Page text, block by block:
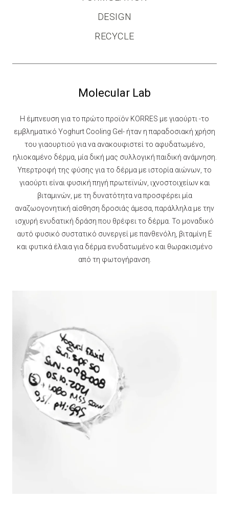
DESIGN
RECYCLE
Molecular Lab
H έμπνευση για το πρώτο προϊόν KORRES με γιαούρτι -το
εμβληματικό Yoghurt Cooling Gel- ήταν η παραδοσιακή χρήση
του γιαουρτιού για να ανακουφιστεί το αφυδατωμένο,
ηλιοκαμένο δέρμα, μία δική μας συλλογική παιδική ανάμνηση.
Υπερτροφή της φύσης για το δέρμα με ιστορία αιώνων, το
γιαούρτι είναι φυσική πηγή πρωτεϊνών, ιχνοστοιχείων και
βιταμινών, με τη δυνατότητα να προσφέρει μία
αναζωογονητική αίσθηση δροσιάς άμεσα, παράλληλα με την
ισχυρή ενυδατική δράση που θρέφει το δέρμα. To μοναδικό
αυτό φυσικό συστατικό συνεργεί με πανθενόλη, βιταμίνη Ε
και φυτικά έλαια για δέρμα ενυδατωμένο και θωρακισμένο
από τη φωτογήρανση.